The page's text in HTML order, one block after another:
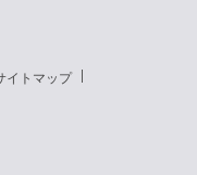
イトマップ